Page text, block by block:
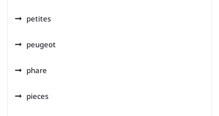
petites
peugeot
phare
pieces